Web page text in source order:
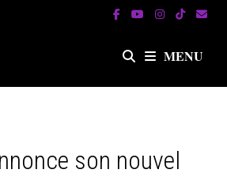
MENU
son nouvel